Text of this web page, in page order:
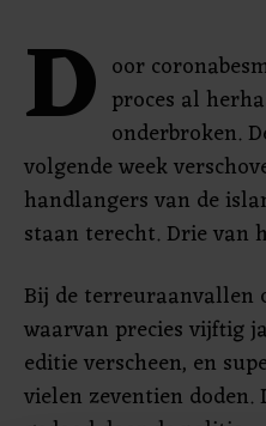
D oor
proces al
onderbroken.
volgende week
handlangers van de
staan terecht. Drie van
Bij de terreuraanvallen
waarvan precies vijftig
editie verscheen, en
vielen zeventien doden.